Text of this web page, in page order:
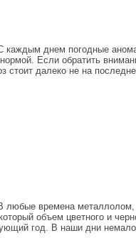
каждым днем погодные
Если обратить
стоит далеко не на
любые времена металлолом,
объем цветного и
год. В наши дни